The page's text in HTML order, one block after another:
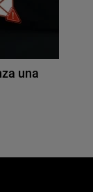
una